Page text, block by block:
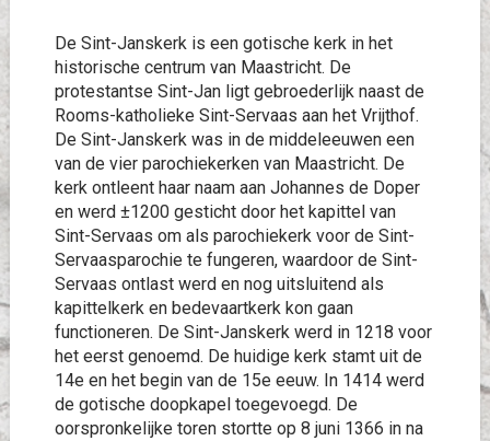
De Sint-Janskerk is een gotische kerk in het
historische centrum van Maastricht. De
protestantse Sint-Jan ligt gebroederlijk naast de
Rooms-katholieke Sint-Servaas aan het Vrijthof.
De Sint-Janskerk was in de middeleeuwen een
van de vier parochiekerken van Maastricht. De
kerk ontleent haar naam aan Johannes de Doper
en werd ±1200 gesticht door het kapittel van
Sint-Servaas om als parochiekerk voor de Sint-
Servaasparochie te fungeren, waardoor de Sint-
Servaas ontlast werd en nog uitsluitend als
kapittelkerk en bedevaartkerk kon gaan
functioneren. De Sint-Janskerk werd in 1218 voor
het eerst genoemd. De huidige kerk stamt uit de
14e en het begin van de 15e eeuw. In 1414 werd
de gotische doopkapel toegevoegd. De
oorspronkelijke toren stortte op 8 juni 1366 in na